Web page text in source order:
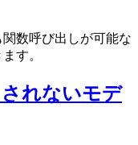
数呼び出しが可能な
す。
れないモデ